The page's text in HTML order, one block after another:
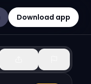
Download app